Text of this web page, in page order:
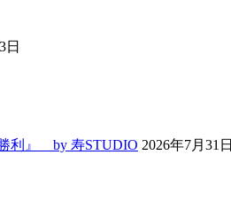
日
利』 by 寿STUDIO 2026年7月31日